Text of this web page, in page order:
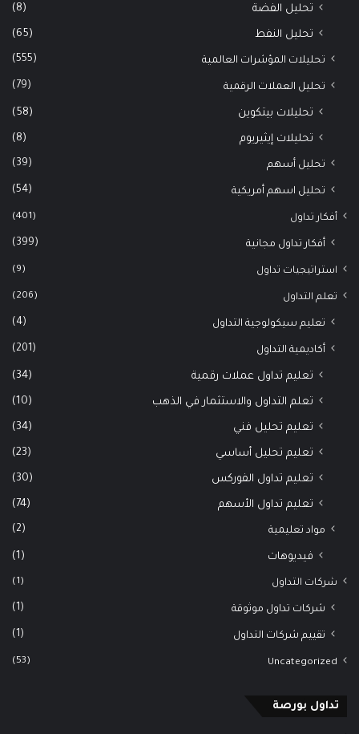
تحليل الفضة (8)
تحليل النفط (65)
تحليلات المؤشرات العالمية (555)
تحليل العملات الرقمية (79)
تحليلات بيتكوين (58)
تحليلات إيثيريوم (8)
تحليل أسهم (39)
تحليل اسهم أمريكية (54)
أفكار تداول (401)
أفكار تداول مجانية (399)
استراتيجيات تداول (9)
تعلم التداول (206)
تعليم سيكولوجية التداول (4)
أكاديمية التداول (201)
تعليم تداول عملات رقمية (34)
تعلم التداول والاستثمار في الذهب (10)
تعليم تحليل فني (34)
تعليم تحليل أساسي (23)
تعليم تداول الفوركس (30)
تعليم تداول الأسهم (74)
مواد تعليمية (2)
فيديوهات (1)
شركات التداول (1)
شركات تداول موثوقة (1)
تقييم شركات التداول (1)
Uncategorized
(53)
تداول بورصة